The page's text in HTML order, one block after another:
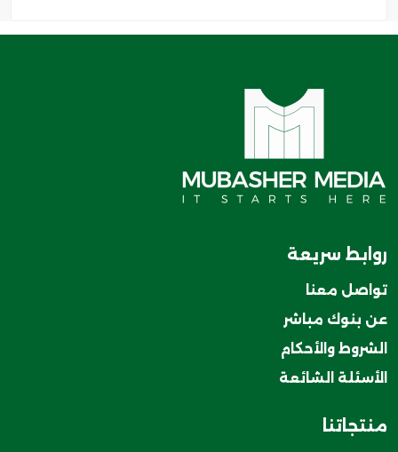
روابط سريعة
تواصل معنا
عن بنوك مباشر
الشروط والأحكام
الأسئلة الشائعة
منتجاتنا